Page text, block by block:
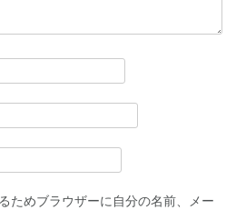
ためブラウザーに自分の名前、メー